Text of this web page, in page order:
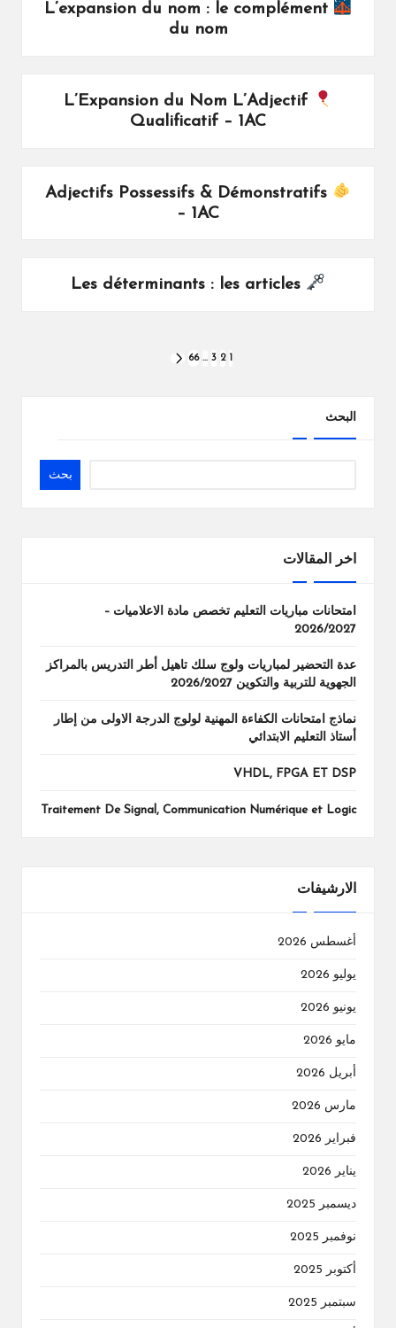
L’expansion du nom : le complément
du nom
L’Expansion du Nom L’Adjectif
Qualificatif – 1AC
Adjectifs Possessifs & Démonstratifs
– 1AC
المقالات
2
3
…
66
البحث
بحث
اخر المقالات
امتحانات مباريات التعليم تخصص مادة الاعلاميات –
2026/2027
عدة التحضير لمباريات ولوج سلك تاهيل أطر التدريس بالمراكز
الجهوية للتربية والتكوين 2026/2027
نماذج امتحانات الكفاءة المهنية لولوج الدرجة الاولى من إطار
أستاذ التعليم الابتدائي
VHDL, FPGA ET DSP
Traitement De Signal, Communication Numérique et Logic
الارشيفات
أغسطس 2026
يوليو 2026
يونيو 2026
مايو 2026
أبريل 2026
مارس 2026
فبراير 2026
يناير 2026
ديسمبر 2025
نوفمبر 2025
أكتوبر 2025
سبتمبر 2025